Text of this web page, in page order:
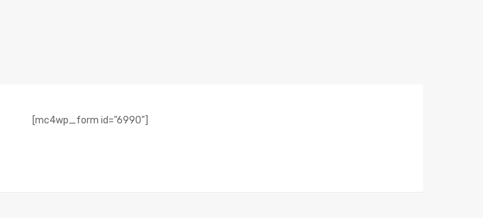
[mc4wp_form id="6990"]